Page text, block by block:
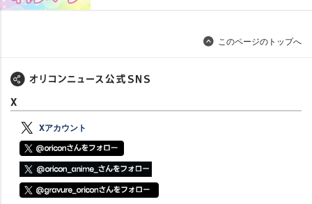
このページのトップへ
X
Xアカウント